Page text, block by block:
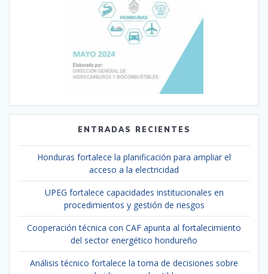
ENTRADAS RECIENTES
Honduras fortalece la planificación para ampliar el
acceso a la electricidad
UPEG fortalece capacidades institucionales en
procedimientos y gestión de riesgos
Cooperación técnica con CAF apunta al fortalecimiento
del sector energético hondureño
Análisis técnico fortalece la toma de decisiones sobre